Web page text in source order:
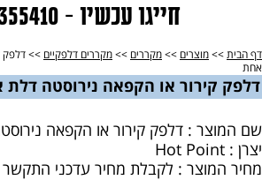
חייגו עכשיו - 072-3355410
דף הבית >> מוצרים >> מקררים >> מקררים דלפקיים >> דלפק
אחת
דלפק קירור או הקפאה נירוסטה
שם המוצר : דלפק קירור או הקפאה
יצרן : Hot Point
מחיר המוצר : לקבלת מחיר עדכני התקשר 072-3355410